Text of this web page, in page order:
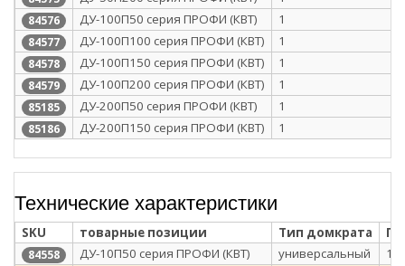
84576 ДУ-100П50 серия ПРОФИ (КВТ) 1
84577 ДУ-100П100 серия ПРОФИ (КВТ) 1
84578 ДУ-100П150 серия ПРОФИ (КВТ) 1
84579 ДУ-100П200 серия ПРОФИ (КВТ) 1
85185 ДУ-200П50 серия ПРОФИ (КВТ) 1
85186 ДУ-200П150 серия ПРОФИ (КВТ) 1
Технические характеристики
SKU товарные позиции Тип домкрата
84558 ДУ-10П50 серия ПРОФИ (КВТ) универсальный 10